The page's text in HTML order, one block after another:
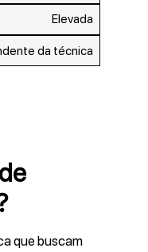
Elevada
da técnica
que buscam